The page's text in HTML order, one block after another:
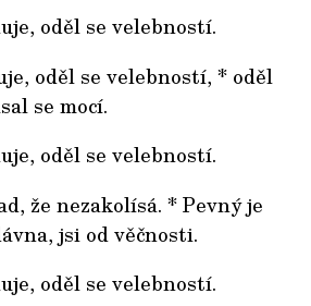
oděl se velebností.
oděl se velebností, * oděl
se mocí.
oděl se velebností.
že nezakolísá. * Pevný je
jsi od věčnosti.
oděl se velebností.